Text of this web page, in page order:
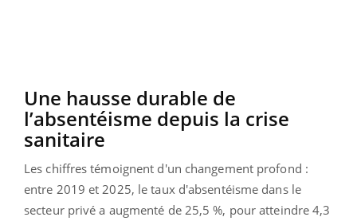
Une hausse durable de
l’absentéisme depuis la crise
sanitaire
Les chiffres témoignent d'un changement profond :
entre 2019 et 2025, le taux d'absentéisme dans le
secteur privé a augmenté de 25,5 %, pour atteindre 4,3